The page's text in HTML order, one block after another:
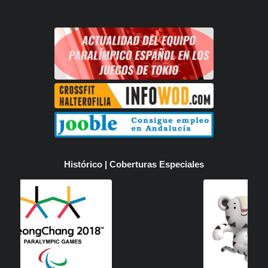
Histórico | Coberturas Especiales